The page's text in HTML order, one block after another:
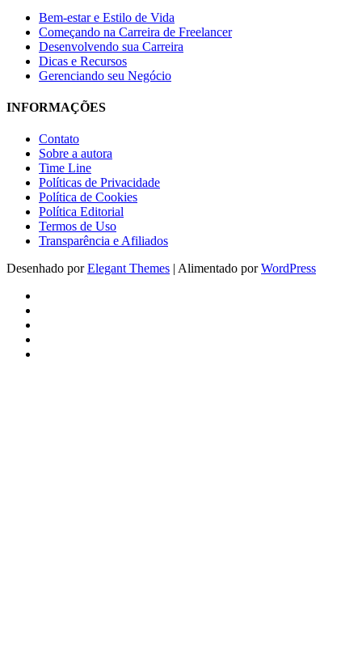
Bem-estar e Estilo de Vida
Começando na Carreira de Freelancer
Desenvolvendo sua Carreira
Dicas e Recursos
Gerenciando seu Negócio
INFORMAÇÕES
Contato
Sobre a autora
Time Line
Políticas de Privacidade
Política de Cookies
Política Editorial
Termos de Uso
Transparência e Afiliados
Desenhado porElegant Themes | Alimentado porWordPress